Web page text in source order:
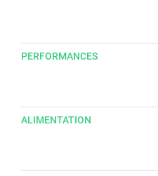
PERFORMANCES
ALIMENTATION